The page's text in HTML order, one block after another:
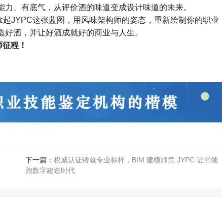
、有底气，从评价酒的味道变成设计味道的未来。
起JYPC这张蓝图，用风味架构师的姿态，重新绘制你的职业
酒，并让好酒成就好的商业与人生。
程！
下一篇： 权威认证铸就专业标杆，BIM 建模师凭 JYPC 证书领
跑数字建造时代